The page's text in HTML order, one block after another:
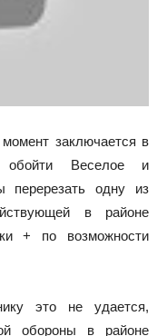
заключается в
обойти Веселое и
перерезать одну из
в районе
+ по возможности
это не удается,
обороны в районе